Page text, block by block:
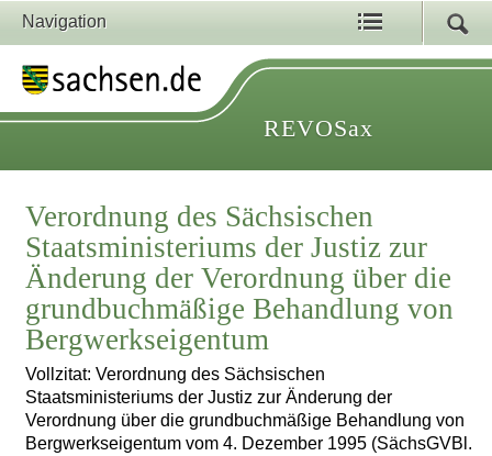
Navigation
REVOSax
Verordnung des Sächsischen
Staatsministeriums der Justiz zur
Änderung der Verordnung über die
grundbuchmäßige Behandlung von
Bergwerkseigentum
Vollzitat: Verordnung des Sächsischen
Staatsministeriums der Justiz zur Änderung der
Verordnung über die grundbuchmäßige Behandlung von
Bergwerkseigentum vom 4. Dezember 1995 (SächsGVBl.